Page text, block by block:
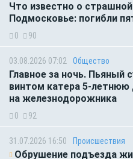
Что известно о
Подмосковье: погибли
0 90
03.08.2026 07:02 Общество
Главное за ночь. Пьяный
винтом катера 5-летнюю
на железнодорожника
0 92
31.07.2026 16:50 Происшествия
Обрушение подъезда